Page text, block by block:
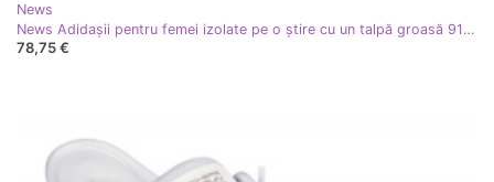
News
News Adidașii pentru femei izolate pe o știre cu un talpă groasă 9121 alb
78,75 €